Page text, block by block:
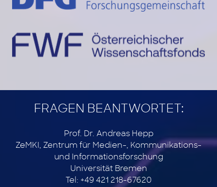
FRAGEN BEANTWORTET:
Prof. Dr. Andreas Hepp
ZeMKI, Zentrum für Medien-, Kommunikations-
und Informationsforschung
Universität Bremen
Tel: +49 421 218-67620